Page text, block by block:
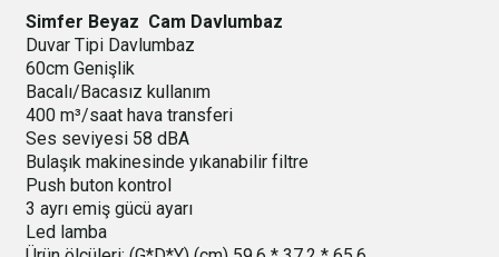
Simfer Beyaz Cam Davlumbaz
Duvar Tipi Davlumbaz
60cm Genişlik
Bacalı/Bacasız kullanım
400 m³/saat hava transferi
Ses seviyesi 58 dBA
Bulaşık makinesinde yıkanabilir filtre
Push buton kontrol
3 ayrı emiş gücü ayarı
Led lamba